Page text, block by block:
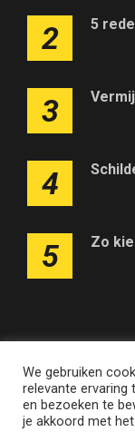
2 5
3
4
5 Zo
Adverteren
We gebruiken
relevante ervaring
en bezoeken te
je akkoord met